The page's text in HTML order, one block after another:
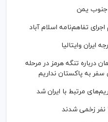
جنوب یمن
تفاهم‌نامه اسلام آباد
ایران وایتالیا
درباره تنگه هرمز در مرحله
سفر به پاکستان نداریم
مرتبط با ایران شد